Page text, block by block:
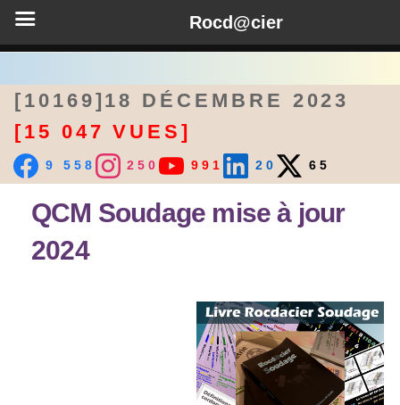
[10169]18 DÉCEMBRE 2023
[15 047 VUES]
9 558 250 991 20 65
QCM Soudage mise à jour
2024
Rocd@cier